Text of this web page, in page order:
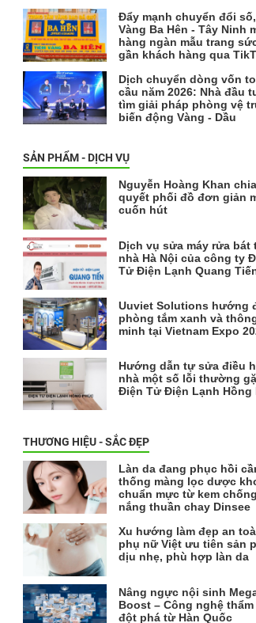
Đẩy mạnh chuyển đổi
Vàng Ba Hên - Tây Ninh
hàng ngàn mẫu trang
gần khách hàng qua
Dịch chuyển dòng vốn
cầu năm 2026: Nhà đầu
tìm giải pháp phòng vệ
biến động Vàng - Dầu
SẢN PHẨM - DỊCH VỤ
Nguyễn Hoàng Khan
quyết phối đồ đơn giản
cuốn hút
Dịch vụ sửa máy rửa bát
nhà Hà Nội của công ty
Tử Điện Lạnh Quang
Uuviet Solutions hướng
phòng tắm xanh và
minh tại Vietnam Expo
Hướng dẫn tự sửa điều
nhà một số lỗi thường
Điện Tử Điện Lạnh Hồng
THƯƠNG HIỆU - SẮC ĐẸP
Làn da đang phục hồi
thống màng lọc dược
chuẩn mực từ kem chống
nắng thuần chay Dinsee
Xu hướng làm đẹp an
phụ nữ Việt ưu tiên sản
dịu nhẹ, phù hợp làn da
Nâng ngực nội sinh
Boost – Công nghệ thẩm
đột phá từ Hàn Quốc